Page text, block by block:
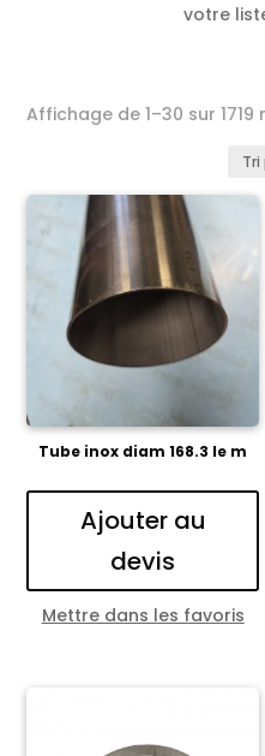
votre
Affichage de 1–30 sur
Tube inox diam 168.3 le m
Ajouter au
devis
Mettre dans les favoris